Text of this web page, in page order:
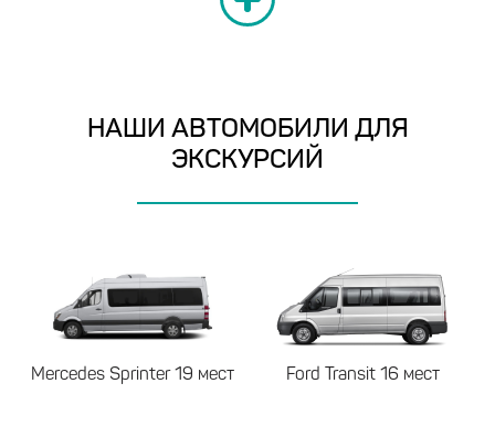
НАШИ АВТОМОБИЛИ ДЛЯ
ЭКСКУРСИЙ
Ford Transit16 мест автобус Yutong35 мест